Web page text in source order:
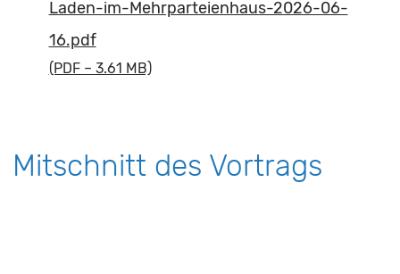
Laden-im-Mehrparteienhaus-2026-06-
16.pdf
(PDF – 3.61 MB)
Mitschnitt des Vortrags